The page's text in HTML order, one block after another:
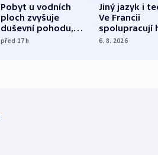
Pobyt u vodních
ploch zvyšuje
duševní pohodu,
ukázala
před 17h
Jiný jazyk i
Ve Francii
spolupracují
různých zemí
6. 8. 2026